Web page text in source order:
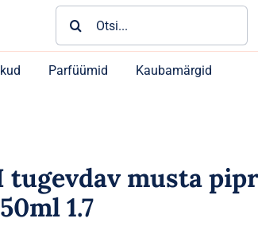
Parfüümid
Kaubamärgid
tugevdav musta
1.7